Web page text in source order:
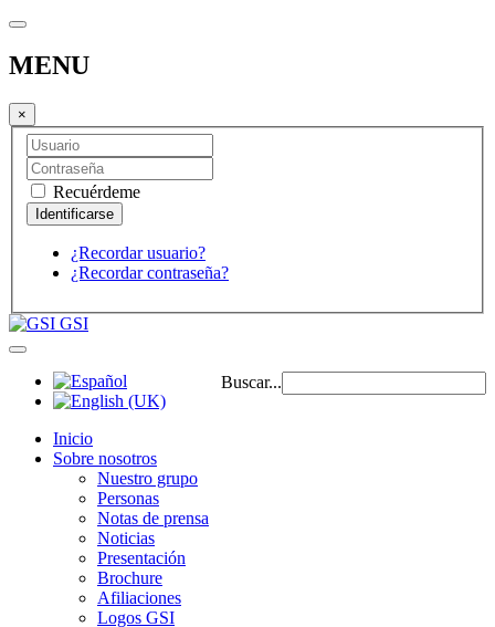
MENU
×
Recuérdeme
¿Recordar usuario?
¿Recordar contraseña?
GSI
Buscar...
Inicio
Sobre nosotros
Nuestro grupo
Personas
Notas de prensa
Noticias
Presentación
Brochure
Afiliaciones
Logos GSI